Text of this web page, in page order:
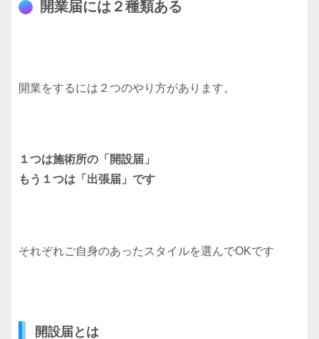
開業届には２種類ある
開業をするには２つのやり方があります。
１つは施術所の「開設届」
もう１つは「出張届」です
それぞれご自身のあったスタイルを選んでOKです
開設届とは